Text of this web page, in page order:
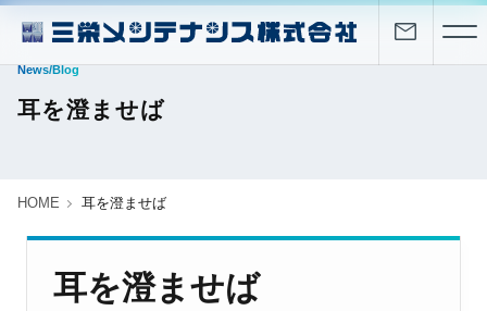
News/Blog
耳を澄ませば
HOME 耳を澄ませば
耳を澄ませば